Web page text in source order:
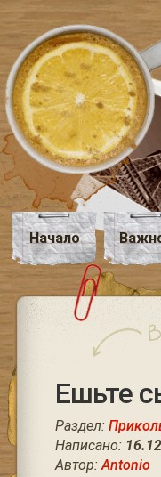
Начало
Ешьте
Раздел:
Написано:
Автор:Antonio